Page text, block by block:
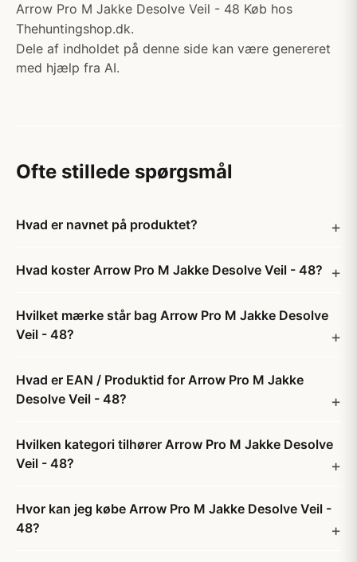
Arrow Pro M Jakke Desolve Veil - 48 Køb hos
Thehuntingshop.dk.
Dele af indholdet på denne side kan være genereret
med hjælp fra AI.
Ofte stillede spørgsmål
Hvad er navnet på produktet?
Hvad koster Arrow Pro M Jakke Desolve Veil - 48?
Hvilket mærke står bag Arrow Pro M Jakke Desolve
Veil - 48?
Hvad er EAN / Produktid for Arrow Pro M Jakke
Desolve Veil - 48?
Hvilken kategori tilhører Arrow Pro M Jakke Desolve
Veil - 48?
Hvor kan jeg købe Arrow Pro M Jakke Desolve Veil -
48?